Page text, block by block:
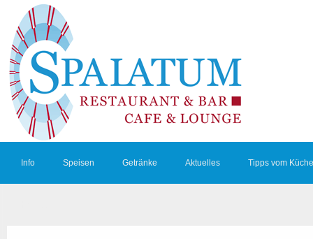
Info Speisen Getränke Aktuelles Tipps vom